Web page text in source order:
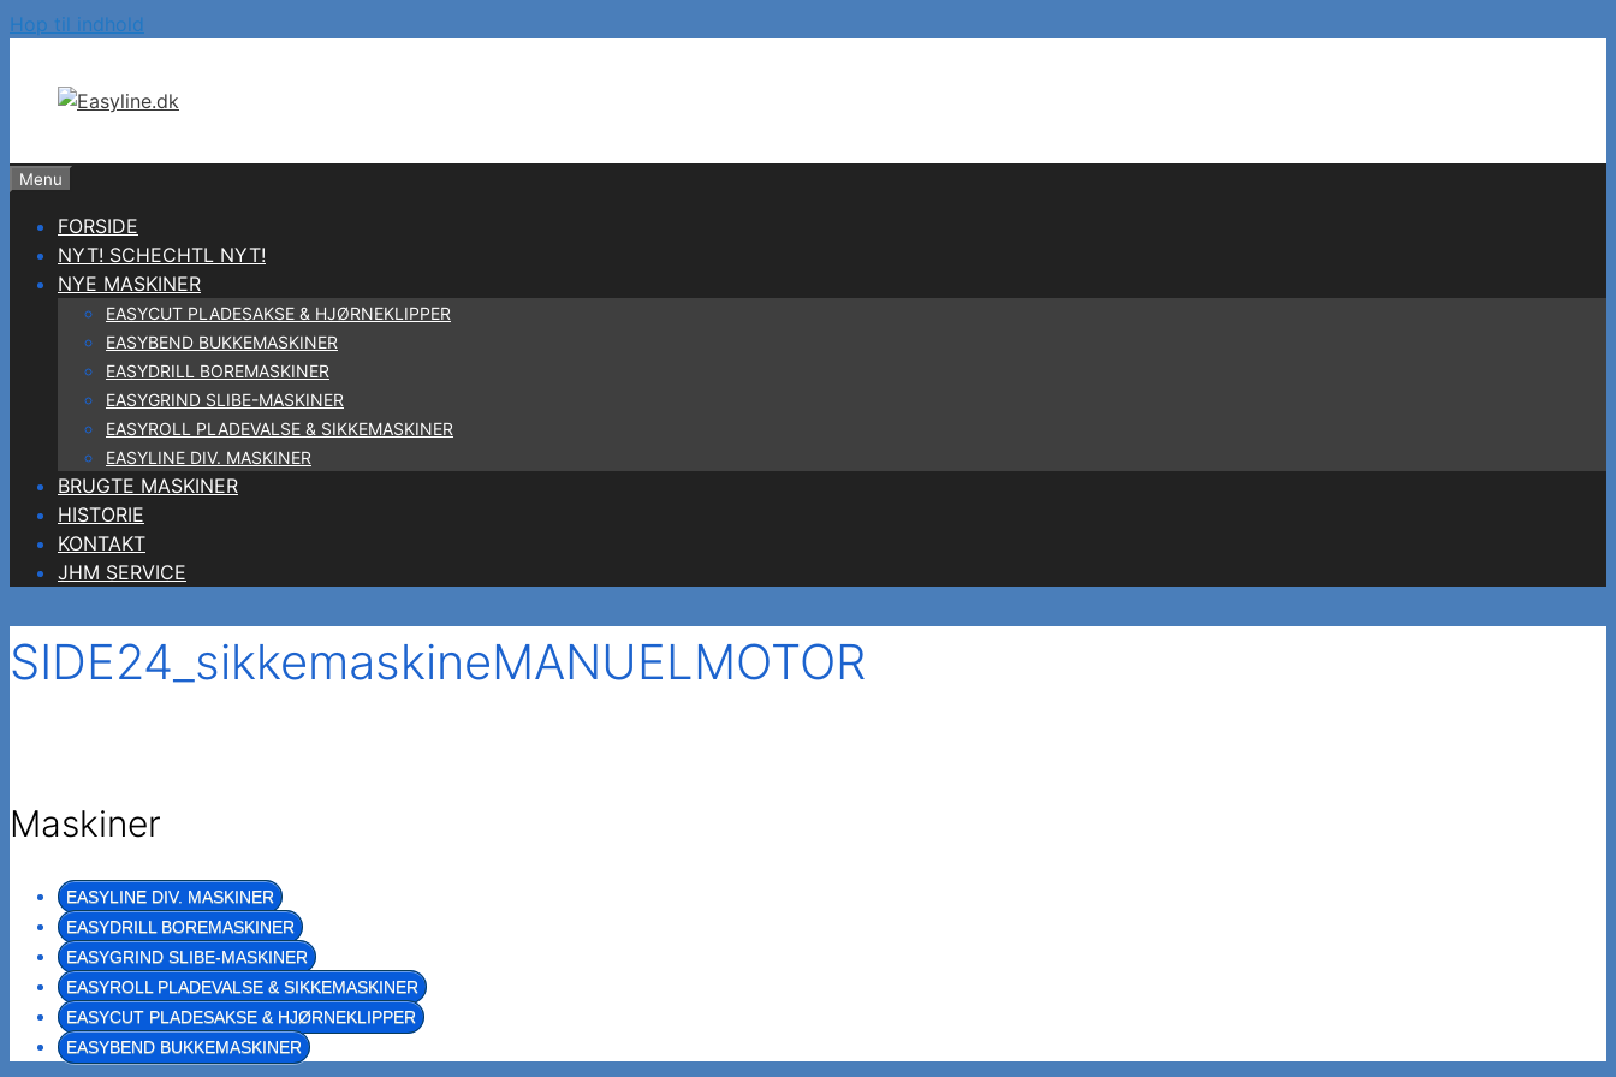
Hop til indhold
Menu
FORSIDE
NYT! SCHECHTL NYT!
NYE MASKINER
EASYCUT PLADESAKSE & HJØRNEKLIPPER
EASYBEND BUKKEMASKINER
EASYDRILL BOREMASKINER
EASYGRIND SLIBE-MASKINER
EASYROLL PLADEVALSE & SIKKEMASKINER
EASYLINE DIV. MASKINER
BRUGTE MASKINER
HISTORIE
KONTAKT
JHM SERVICE
SIDE24_sikkemaskineMANUELMOTOR
Maskiner
EASYLINE DIV. MASKINER
EASYDRILL BOREMASKINER
EASYGRIND SLIBE-MASKINER
EASYROLL PLADEVALSE & SIKKEMASKINER
EASYCUT PLADESAKSE & HJØRNEKLIPPER
EASYBEND BUKKEMASKINER